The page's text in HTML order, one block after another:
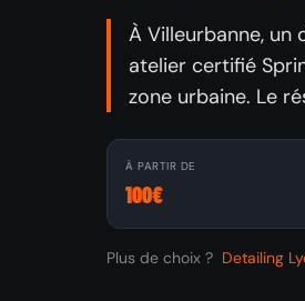
À Villeurbanne, un
atelier certifié
zone urbaine. Le
À PARTIR DE
100€
Plus de choix ? Detailing